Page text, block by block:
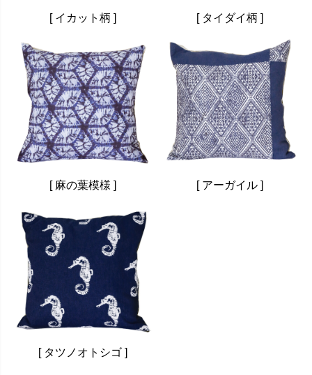
[ イカット柄 ] [ タイダイ柄 ]
[ 麻の葉模様 ] [ アーガイル ]
[ タツノオトシゴ ]